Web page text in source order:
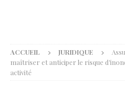
ACCUEIL JURIDIQUE
maîtriser et anticiper le risque
activité